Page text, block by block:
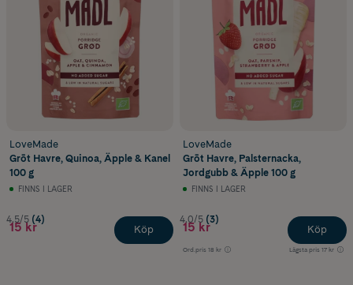
LoveMade
Grōt Havre, Quinoa, Äpple & Kanel
100 g
FINNS I LAGER
4.5/5 (4)
15 kr Köp
LoveMade
Grōt Havre, Palsternacka,
Jordgubb & Äpple 100 g
FINNS I LAGER
4.0/5 (3)
15 kr
Ord.pris 18 kr Lägsta pris 17 kr
Köp